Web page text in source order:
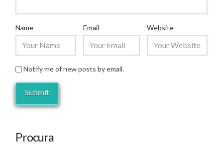
Name Email Website
Notify me of new posts by email.
Procura